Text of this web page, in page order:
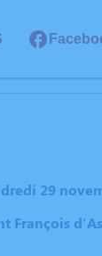
29
François